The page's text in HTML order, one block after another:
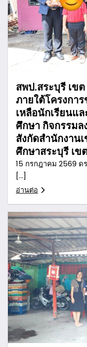
สพป.สระบุรี เข
ภายใต้โครงกา
เหลือนักเรียนแ
ศึกษา กิจกรรม
สังกัดสำนักงาน
ศึกษาสระบุรี เข
15 กรกฎาคม 2569 ด
[…]
อ่านต่อ